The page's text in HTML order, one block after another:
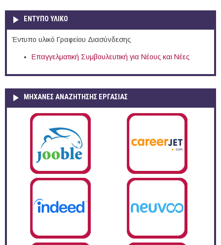
ΕΝΤΥΠΟ ΥΛΙΚΟ
Έντυπο υλικό Γραφείου Διασύνδεσης
Επαγγελματική Συμβουλευτική για Νέους και Νέες
ΜΗΧΑΝΕΣ ΑΝΑΖΗΤΗΣΗΣ ΕΡΓΑΣΙΑΣ